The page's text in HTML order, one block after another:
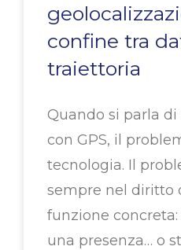
confine tra
traiettoria
Quando si parla
con GPS, il
tecnologia. Il
sempre nel diritto
funzione
una presenza… o